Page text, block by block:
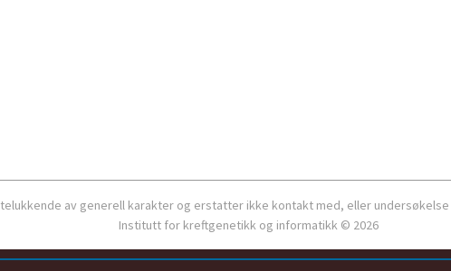
av generell karakter og erstatter ikke kontakt med, eller
Institutt for kreftgenetikk og informatikk © 2026